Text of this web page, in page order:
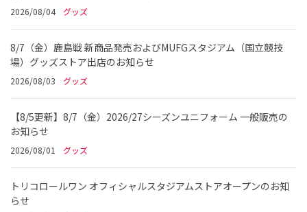
2026/08/04 グッズ
8/7（金）鹿島戦 新商品発売およびMUFGスタジアム（国立競技
場）グッズストア出店のお知らせ
2026/08/03 グッズ
【8/5更新】8/7（金）2026/27シーズンユニフォーム 一般販売の
お知らせ
2026/08/01 グッズ
トリコロールワン オフィシャルスタジアムストアオープンのお知
らせ